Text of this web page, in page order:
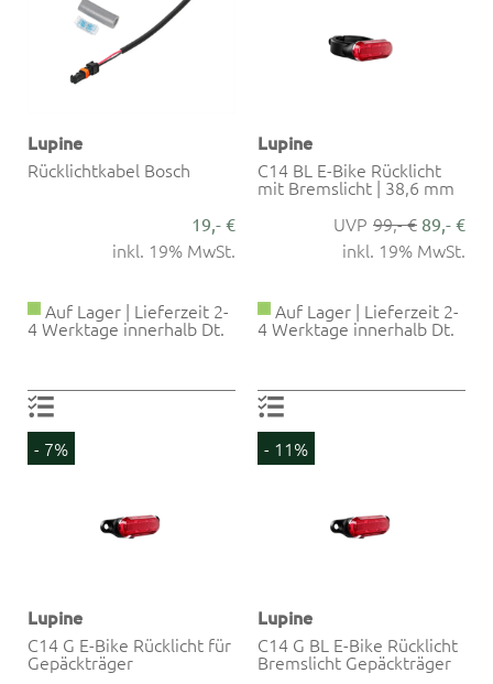
Lupine
Rücklichtkabel Bosch
19,- €
inkl. 19% MwSt.
Auf Lager | Lieferzeit 2-
4 Werktage innerhalb Dt.
Lupine
C14 BL E-Bike Rücklicht
mit Bremslicht | 38,6 mm
99,- € 89,- €
inkl. 19% MwSt.
Auf Lager | Lieferzeit 2-
4 Werktage innerhalb Dt.
- 7%
Lupine
C14 G E-Bike Rücklicht für
Gepäckträger
- 11%
Lupine
C14 G BL E-Bike Rücklicht
Bremslicht Gepäckträger